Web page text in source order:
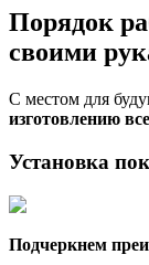
Порядок
своими
С местом для
изготовлению
Установка
Подчеркнем